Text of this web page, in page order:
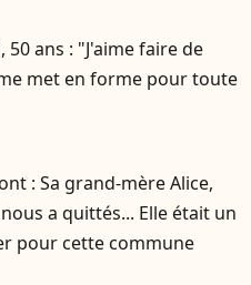
50 ans : "J'aime faire de
met en forme pour toute
: Sa grand-mère Alice,
a quittés... Elle était un
pour cette commune